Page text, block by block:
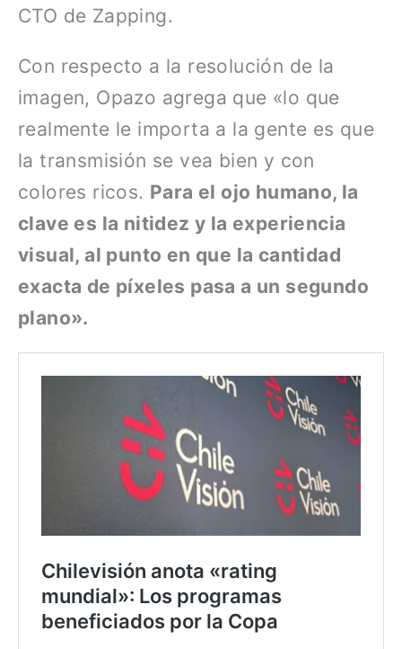
CTO de Zapping.
Con respecto a la resolución de la
imagen, Opazo agrega que «lo que
realmente le importa a la gente es que
la transmisión se vea bien y con
colores ricos. Para el ojo humano, la
clave es la nitidez y la experiencia
visual, al punto en que la cantidad
exacta de píxeles pasa a un segundo
plano».